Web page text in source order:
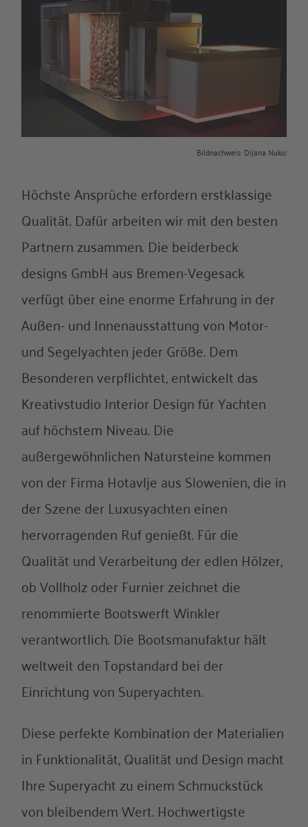
Bildnachweis: Dijana Nukic
Höchste Ansprüche erfordern erstklassige
Qualität. Dafür arbeiten wir mit den besten
Partnern zusammen. Die beiderbeck
designs GmbH aus Bremen-Vegesack
verfügt über eine enorme Erfahrung in der
Außen- und Innenausstattung von Motor-
und Segelyachten jeder Größe. Dem
Besonderen verpflichtet, entwickelt das
Kreativstudio Interior Design für Yachten
auf höchstem Niveau. Die
außergewöhnlichen Natursteine kommen
von der Firma Hotavlje aus Slowenien, die in
der Szene der Luxusyachten einen
hervorragenden Ruf genießt. Für die
Qualität und Verarbeitung der edlen Hölzer,
ob Vollholz oder Furnier zeichnet die
renommierte Bootswerft Winkler
verantwortlich. Die Bootsmanufaktur hält
weltweit den Topstandard bei der
Einrichtung von Superyachten.
Diese perfekte Kombination der Materialien
in Funktionalität, Qualität und Design macht
Ihre Superyacht zu einem Schmuckstück
von bleibendem Wert. Hochwertigste